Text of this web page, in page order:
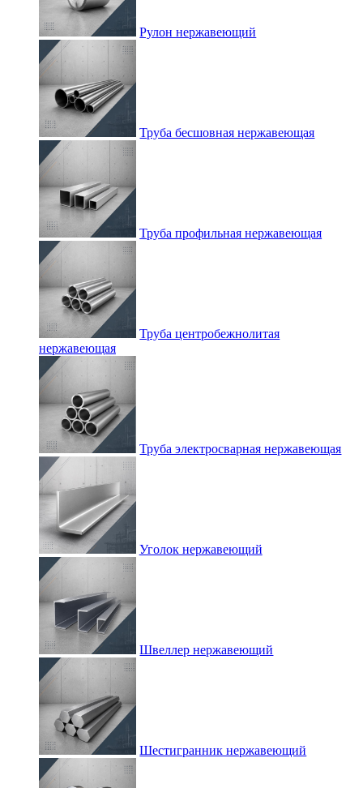
Рулон нержавеющий
Труба бесшовная нержавеющая
Труба профильная нержавеющая
Труба центробежнолитая
нержавеющая
Труба электросварная нержавеющая
Уголок нержавеющий
Швеллер нержавеющий
Шестигранник нержавеющий